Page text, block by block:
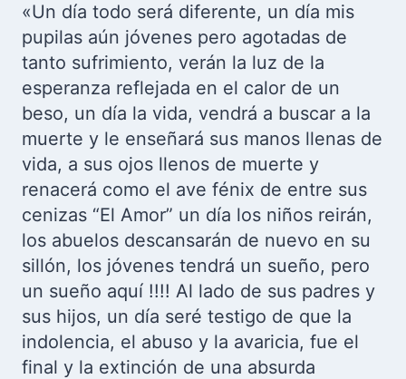
«Un día todo será diferente, un día mis
pupilas aún jóvenes pero agotadas de
tanto sufrimiento, verán la luz de la
esperanza reflejada en el calor de un
beso, un día la vida, vendrá a buscar a la
muerte y le enseñará sus manos llenas de
vida, a sus ojos llenos de muerte y
renacerá como el ave fénix de entre sus
cenizas “El Amor” un día los niños reirán,
los abuelos descansarán de nuevo en su
sillón, los jóvenes tendrá un sueño, pero
un sueño aquí !!!! Al lado de sus padres y
sus hijos, un día seré testigo de que la
indolencia, el abuso y la avaricia, fue el
final y la extinción de una absurda